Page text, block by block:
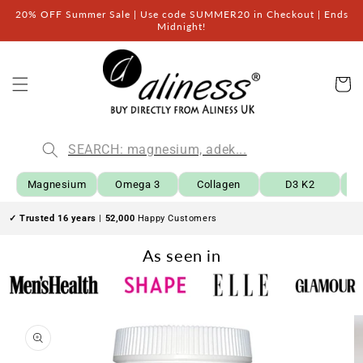
do
20% OFF Summer Sale | Use code SUMMER20 in Checkout | Ends
Midnight!
Magnesium Omega 3 Collagen D3 K2
✓ Trusted 16 years | 52,000 Happy Customers
As seen in
Pomiń,
do
informacji